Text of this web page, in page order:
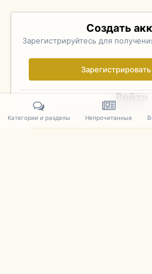
Создать
Зарегистрируйтесь для
Зарегистрировать
Войти
Уже зарегистрированы?
Категории и разделы Непрочитанные